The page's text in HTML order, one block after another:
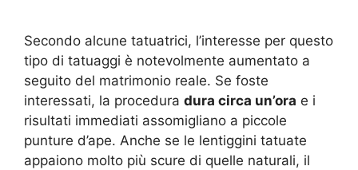
Secondo alcune tatuatrici, l’interesse per questo
tipo di tatuaggi è notevolmente aumentato a
seguito del matrimonio reale. Se foste
interessati, la procedura dura circa un’ora e i
risultati immediati assomigliano a piccole
punture d’ape. Anche se le lentiggini tatuate
appaiono molto più scure di quelle naturali, il